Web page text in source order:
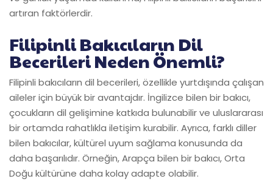
artıran faktörlerdir.
Filipinli Bakıcıların Dil
Becerileri Neden Önemli?
Filipinli bakıcıların dil becerileri, özellikle yurtdışında çalışan
aileler için büyük bir avantajdır. İngilizce bilen bir bakıcı,
çocukların dil gelişimine katkıda bulunabilir ve uluslararası
bir ortamda rahatlıkla iletişim kurabilir. Ayrıca, farklı diller
bilen bakıcılar, kültürel uyum sağlama konusunda da
daha başarılıdır. Örneğin, Arapça bilen bir bakıcı, Orta
Doğu kültürüne daha kolay adapte olabilir.